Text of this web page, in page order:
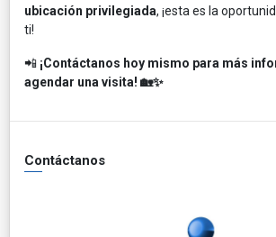
ubicación privilegiada, ¡esta es la
ti!
📲 ¡Contáctanos hoy mismo para más
agendar una visita! 🏡✨
Contáctanos